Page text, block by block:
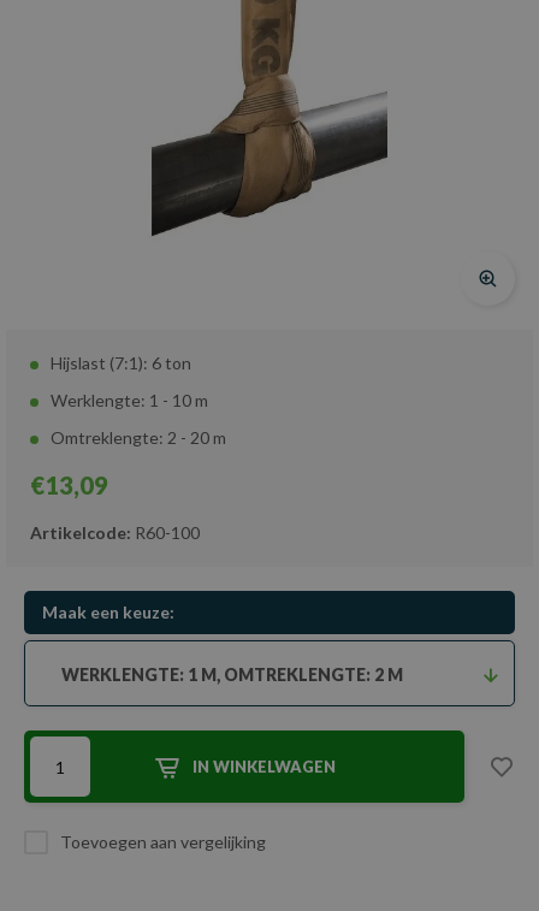
Hijslast (7:1): 6 ton
Werklengte: 1 - 10 m
Omtreklengte: 2 - 20 m
€13,09
Artikelcode: R60-100
Maak een keuze:
WERKLENGTE: 1 M, OMTREKLENGTE: 2 M
IN WINKELWAGEN
Toevoegen aan vergelijking